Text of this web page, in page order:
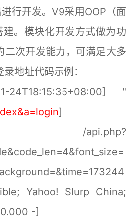
行开发。V9采用OOP（面
。模块化开发方式做为功
二次开发能力，可满足大多
地址代码示例：
24T18:15:35+08:00] "
]
/api.php?
Yahoo! Slurp China;
-]